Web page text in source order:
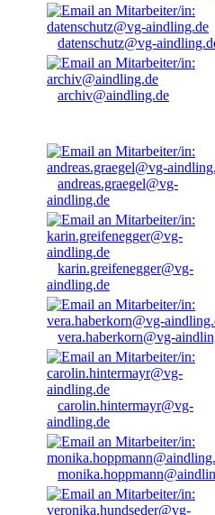
datenschutz@vg-
archiv@aindling.de
andreas.graegel@vg-
aindling.de
karin.greifenegger@vg-
aindling.de
vera.haberkorn@vg-
carolin.hintermayr@vg-
aindling.de